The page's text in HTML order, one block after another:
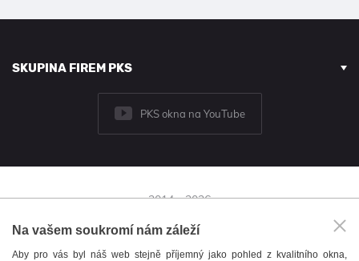
SKUPINA FIREM PKS
PKS okna na YouTube
2014 - 2026
Brněnská 126/38,
591 01 Žďár nad Sázavou
Na vašem soukromí nám záleží
Aby pro vás byl náš web stejně příjemný jako pohled z kvalitního okna,